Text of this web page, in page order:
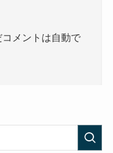
メントは自動で